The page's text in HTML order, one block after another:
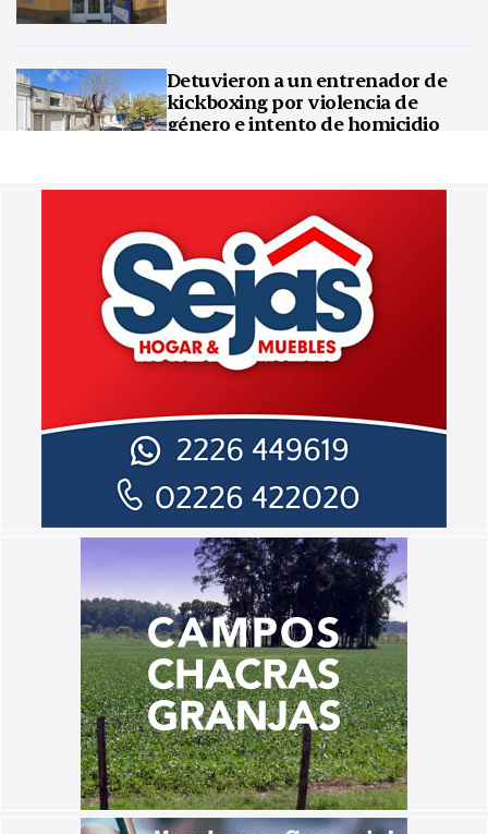
Detuvieron a un entrenador de
kickboxing por violencia de
género e intento de homicidio